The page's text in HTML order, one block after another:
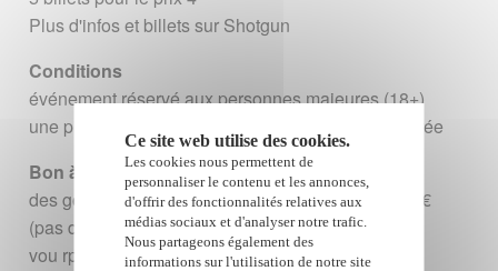
Plus d'infos et billets sur Shotgun
Conditions
événement réservé aux personnes majeures (18+)
une pièce di'dentité pourrra être demandée à l'entrée
Bon à savoir
des gobelets seron proposé sur place au prix de 1€
(pas de consigne)
vou rpouvez apporter le votre !
Ce site web utilise des cookies.
Les cookies nous permettent de
personnaliser le contenu et les annonces,
d'offrir des fonctionnalités relatives aux
médias sociaux et d'analyser notre trafic.
Nous partageons également des
informations sur l'utilisation de notre site